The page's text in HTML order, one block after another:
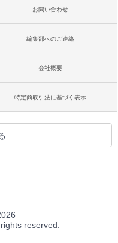
お問い合わせ
編集部へのご連絡
会社概要
特定商取引法に基づく表示
reserved.